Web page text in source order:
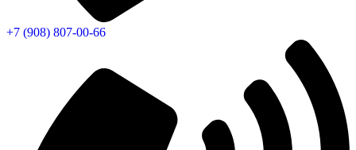
+7 (908) 807-00-66